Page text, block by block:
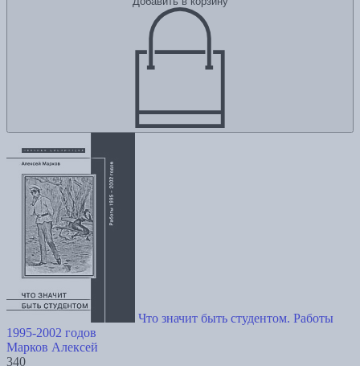
Что значит быть студентом. Работы
1995-2002 годов
Марков Алексей
340